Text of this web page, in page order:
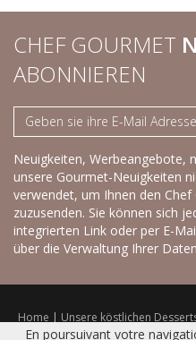
CHEF GOURMET
ABONNIEREN
Neuigkeiten, Werbeangebote,
unsere Gourmet-Neuigkeiten
verwendet, um Ihnen den
zuzusenden. Sie können sich
integrierten Link oder per E-
über die Verwaltung Ihrer
Home | Unsere köstlichen
|Trockenprodukte|Frisches
En poursuivant votre